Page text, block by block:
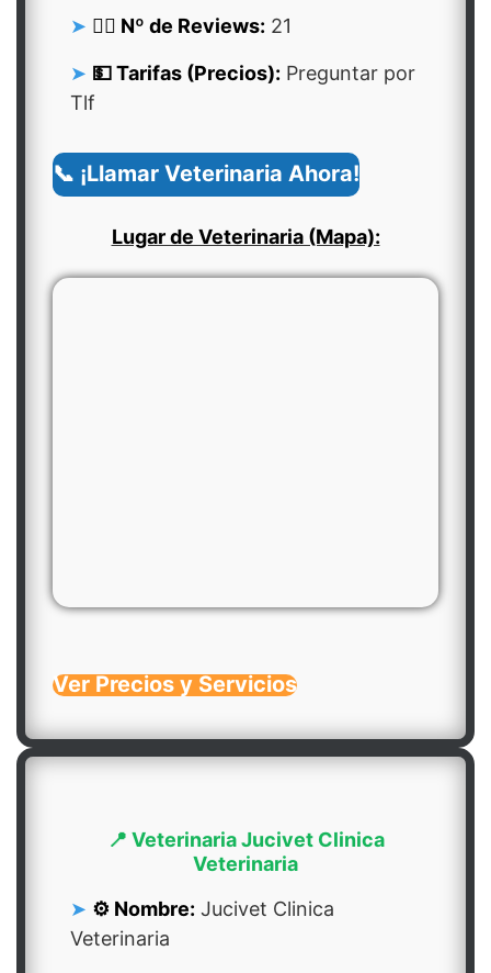
👍🏻 Nº de Reviews: 21
💵 Tarifas (Precios): Preguntar por
Tlf
📞 ¡Llamar Veterinaria Ahora!
Lugar de Veterinaria (Mapa):
Ver Precios y Servicios
📍 Veterinaria Jucivet Clinica
Veterinaria
⚙️ Nombre: Jucivet Clinica
Veterinaria